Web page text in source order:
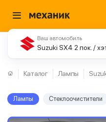
Ваш автомобиль
Suzuki SX4 2 пок. /
Каталог Лампы
Лампы Стеклоочистители